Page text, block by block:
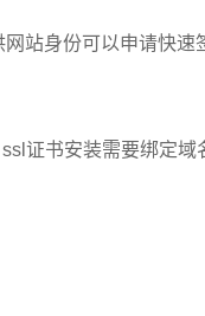
站身份可以申请快
证书安装需要绑定